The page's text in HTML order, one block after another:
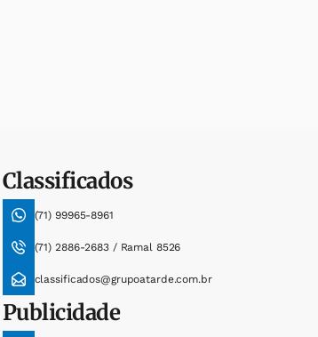
Classificados
(71) 99965-8961
(71) 2886-2683 / Ramal 8526
classificados@grupoatarde.com.br
Publicidade